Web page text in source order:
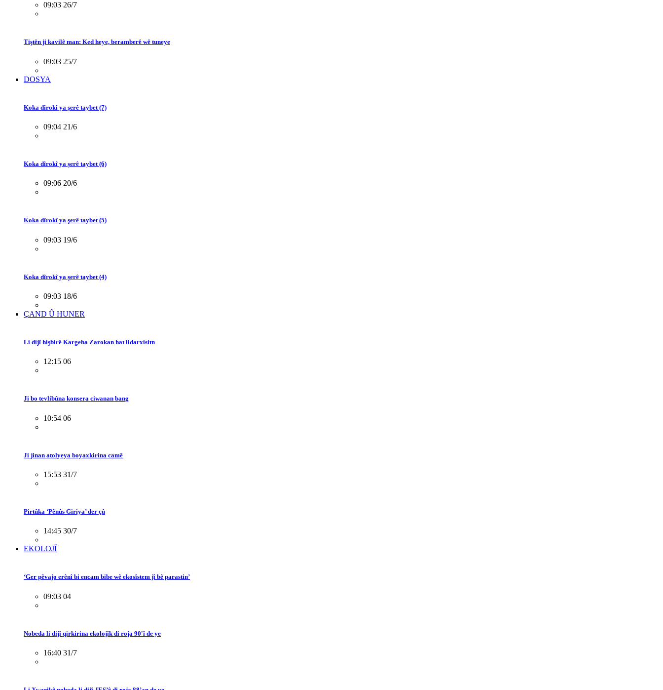
09:03 26/7
Tiştên ji kavilê man: Ked heye, beramberê wê tuneye
09:03 25/7
DOSYA
Koka dîrokî ya şerê taybet (7)
09:04 21/6
Koka dîrokî ya şerê taybet (6)
09:06 20/6
Koka dîrokî ya şerê taybet (5)
09:03 19/6
Koka dîrokî ya şerê taybet (4)
09:03 18/6
ÇAND Û HUNER
Li dijî hişbirê Kargeha Zarokan hat lidarxisitn
12:15 06
Ji bo tevlibûna konsera ciwanan bang
10:54 06
Ji jinan atolyeya boyaxkirina camê
15:53 31/7
Pirtûka ‘Pênûs Giriya’ der çû
14:45 30/7
EKOLOJÎ
‘Ger pêvajo erênî bi encam bibe wê ekosîstem jî bê parastin’
09:03 04
Nobeda li dijî qirkirina ekolojîk di roja 90'î de ye
16:40 31/7